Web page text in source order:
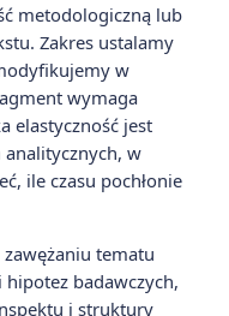
metodologiczną lub
Zakres ustalamy
w
wymaga
elastyczność jest
analitycznych, w
ile czasu pochłonie
tematu
badawczych,
i struktury